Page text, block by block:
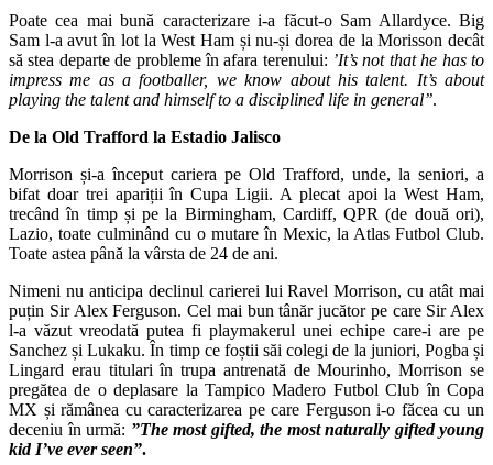
Poate cea mai bună caracterizare i-a făcut-o Sam Allardyce. Big
Sam l-a avut în lot la West Ham și nu-și dorea de la Morisson decât
să stea departe de probleme în afara terenului: ’It’s not that he has to
impress me as a footballer, we know about his talent. It’s about
playing the talent and himself to a disciplined life in general’’.
De la Old Trafford la Estadio Jalisco
Morrison și-a început cariera pe Old Trafford, unde, la seniori, a
bifat doar trei apariții în Cupa Ligii. A plecat apoi la West Ham,
trecând în timp și pe la Birmingham, Cardiff, QPR (de două ori),
Lazio, toate culminând cu o mutare în Mexic, la Atlas Futbol Club.
Toate astea până la vârsta de 24 de ani.
Nimeni nu anticipa declinul carierei lui Ravel Morrison, cu atât mai
puțin Sir Alex Ferguson. Cel mai bun tânăr jucător pe care Sir Alex
l-a văzut vreodată putea fi playmakerul unei echipe care-i are pe
Sanchez și Lukaku. În timp ce foștii săi colegi de la juniori, Pogba și
Lingard erau titulari în trupa antrenată de Mourinho, Morrison se
pregătea de o deplasare la Tampico Madero Futbol Club în Copa
MX și rămânea cu caracterizarea pe care Ferguson i-o făcea cu un
deceniu în urmă: ”The most gifted, the most naturally gifted young
kid I’ve ever seen”.